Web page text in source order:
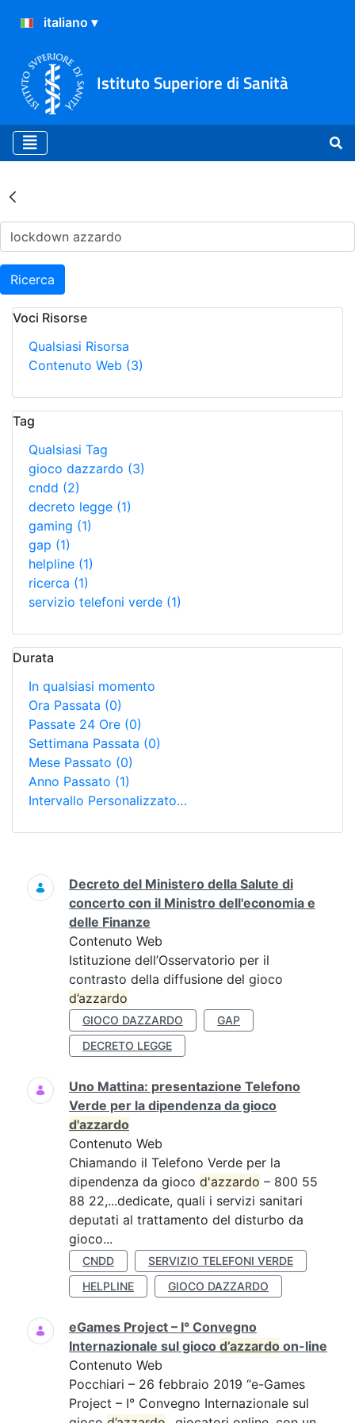
Istituto Superiore di Sanità
Risultati della Ricerca -
Ricerca
Voci Risorse
Qualsiasi Risorsa
Contenuto Web (3)
Tag
Qualsiasi Tag
gioco dazzardo (3)
cndd (2)
decreto legge (1)
gaming (1)
gap (1)
helpline (1)
ricerca (1)
servizio telefoni verde (1)
Durata
In qualsiasi momento
Ora Passata (0)
Passate 24 Ore (0)
Settimana Passata (0)
Mese Passato (0)
Anno Passato (1)
Intervallo Personalizzato…
Ricerca
Decreto del Ministero della Salute di
concerto con il Ministro dell'economia e
delle Finanze
Contenuto Web
Istituzione dell’Osservatorio per il
contrasto della diffusione del gioco
d’azzardo
GIOCO DAZZARDO
GAP
DECRETO LEGGE
Uno Mattina: presentazione Telefono
Verde per la dipendenza da gioco
d'azzardo
Contenuto Web
Chiamando il Telefono Verde per la
dipendenza da gioco d'azzardo – 800 55
88 22,...dedicate, quali i servizi sanitari
deputati al trattamento del disturbo da
gioco...
CNDD
SERVIZIO TELEFONI VERDE
HELPLINE
GIOCO DAZZARDO
eGames Project – I° Convegno
Internazionale sul gioco d’azzardo on-line
Contenuto Web
Pocchiari – 26 febbraio 2019 “e-Games
Project – I° Convegno Internazionale sul